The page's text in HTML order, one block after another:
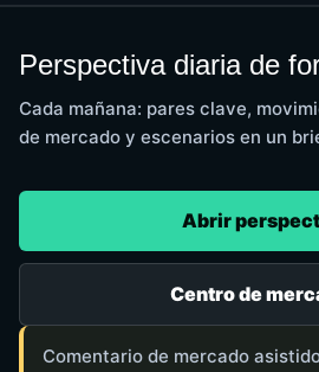
Perspectiva diaria de
Cada mañana: pares clave,
de mercado y escenarios en un
Abrir
Centro de
Comentario de mercado